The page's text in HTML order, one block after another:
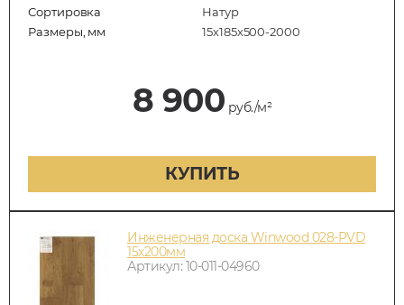
Сортировка
Натур
Размеры, мм
15х185х500-2000
8 900 руб./м²
КУПИТЬ
Инженерная доска Winwood 028-PVD
15х200мм
Артикул: 10-011-04960